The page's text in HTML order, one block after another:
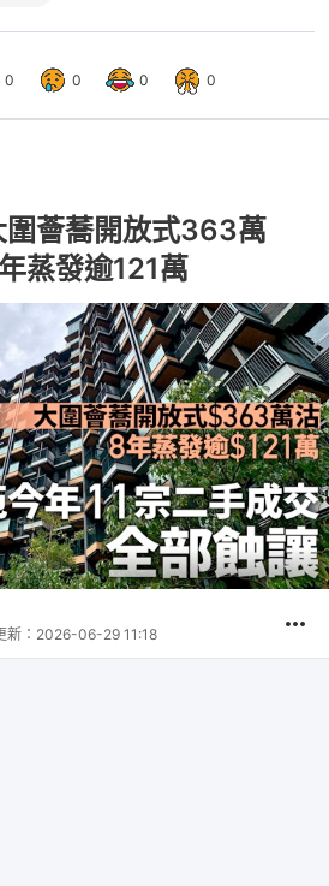
0 0 0 0
圍薈蕎開放式363萬
蒸發逾121萬
新： 2026-06-29 11:18